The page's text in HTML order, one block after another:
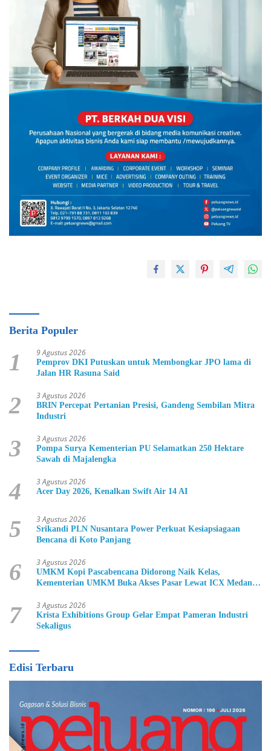
Berita Populer
1 9 Agustus 2026
Pemprov DKI Putuskan untuk Membongkar JPO lama di
Jalan HR Rasuna Said
2 3 Agustus 2026
BRIN Percepat Pertanian Presisi, Gandeng Sembilan Mitra
Industri
3 3 Agustus 2026
Pompa Surya Kementerian PU Selamatkan 250 Hektare
Sawah di Majalengka
4 3 Agustus 2026
Acer Day 2026, Kenalkan Swift Air 14 AI
5 3 Agustus 2026
Srikandi PLN Nusantara Power Perkuat Kesiapsiagaan
Bencana di Koto Panjang
6 3 Agustus 2026
UMKM Kopi Pascabencana Didorong Naik Kelas,
Kementerian UMKM Buka Akses Pasar Lewat ICX Medan
7 3 Agustus 2026
Krista Exhibitions Group Gelar Empat Pameran Industri
Sekaligus
Edisi Terbaru